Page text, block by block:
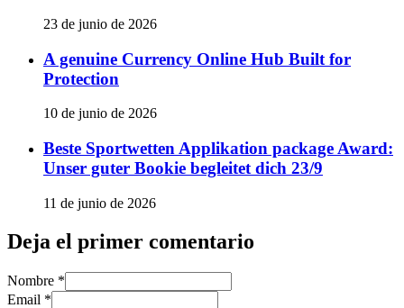
23 de junio de 2026
A genuine Currency Online Hub Built for
Protection
10 de junio de 2026
Beste Sportwetten Applikation package Award:
Unser guter Bookie begleitet dich 23/9
11 de junio de 2026
Deja el primer comentario
Nombre *
Email *